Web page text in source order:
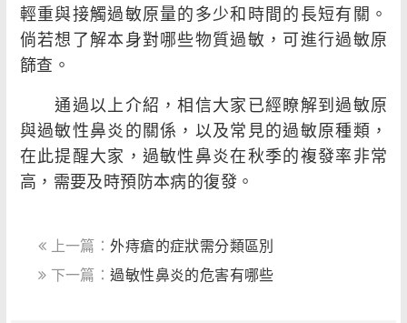
輕重與接觸過敏原量的多少和時間的長短有關。
倘若想了解本身對哪些物質過敏，可進行過敏原
篩查。
通過以上介紹，相信大家已經瞭解到過敏原
與過敏性鼻炎的關係，以及常見的過敏原種類，
在此提醒大家，過敏性鼻炎在秋季的複發率非常
高，需要及時預防本病的復發。
上一篇：外痔瘡的症狀需分類區別
下一篇：過敏性鼻炎的危害有哪些